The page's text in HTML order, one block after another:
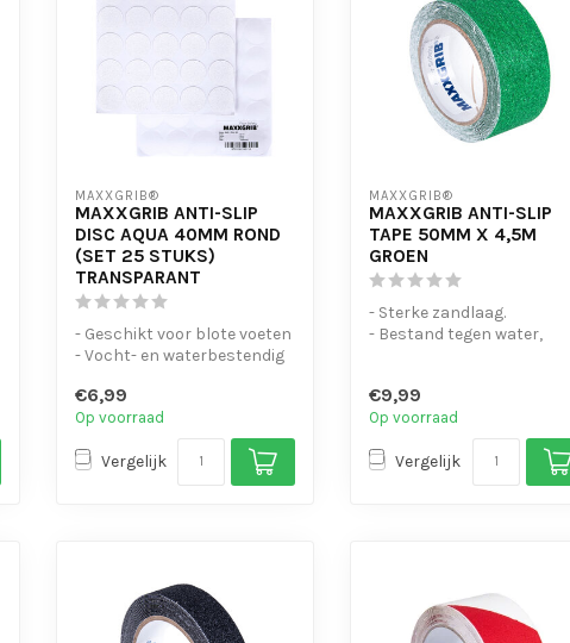
MAXXGRIB®
MAXXGRIB ANTI-SLIP
DISC AQUA 40MM ROND
(SET 25 STUKS)
TRANSPARANT
- Geschikt voor blote voeten
- Vocht- en waterbestendig
€6,99
Op voorraad
Vergelijk
MAXXGRIB®
MAXXGRIB ANTI-SLIP
TAPE 50MM X 4,5M
GROEN
- Sterke zandlaag.
- Bestand tegen water,
€9,99
Op voorraad
Vergelijk